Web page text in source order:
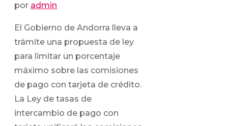
por admin
El Gobierno de Andorra lleva a
trámite una propuesta de ley
para limitar un porcentaje
máximo sobre las comisiones
de pago con tarjeta de crédito.
La Ley de tasas de
intercambio de pago con